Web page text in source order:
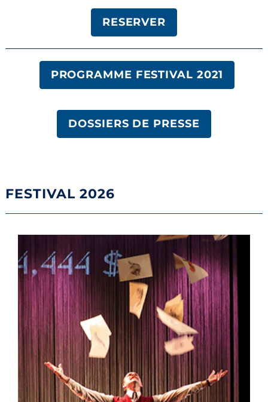
RESERVER
PROGRAMME FESTIVAL 2021
DOSSIERS DE PRESSE
FESTIVAL 2026